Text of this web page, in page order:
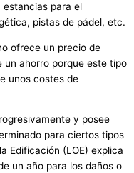
estancias para el
pistas de pádel, etc.
ofrece un precio de
un ahorro porque este tipo
unos costes de
y posee
para ciertos tipos
Edificación (LOE) explica
un año para los daños o